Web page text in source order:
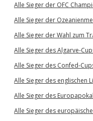
Alle Sieger der OFC
Alle Sieger der
Alle Sieger der Wahl zum
Alle Sieger des Algarve-
Alle Sieger des Confed-
Alle Sieger des englischen
Alle Sieger des
Alle Sieger des